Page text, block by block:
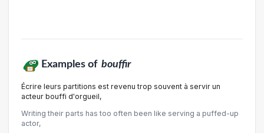
Examples of bouffir
Écrire leurs partitions est revenu trop souvent à servir un
acteur bouffi d'orgueil,
Writing their parts has too often been like serving a puffed-up
actor,